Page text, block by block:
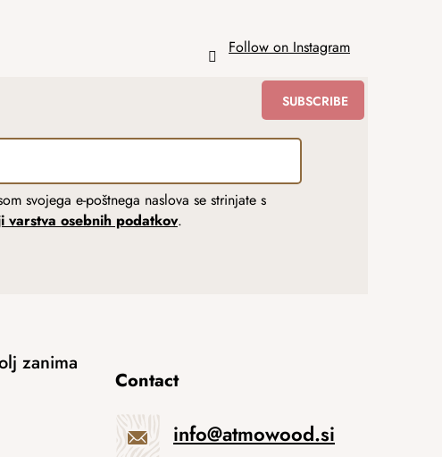
Follow on Instagram
svojega e-poštnega naslova se strinjate s
varstva osebnih podatkov.
SUBSCRIBE
zanima
Contact
info@atmowood.si